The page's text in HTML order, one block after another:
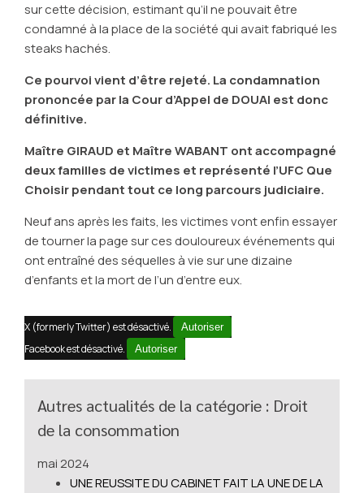
sur cette décision, estimant qu’il ne pouvait être
condamné à la place de la société qui avait fabriqué les
steaks hachés.
Ce pourvoi vient d’être rejeté. La condamnation
prononcée par la Cour d’Appel de DOUAI est donc
définitive.
Maître GIRAUD et Maître WABANT ont accompagné
deux familles de victimes et représenté l’UFC Que
Choisir pendant tout ce long parcours judiciaire.
Neuf ans après les faits, les victimes vont enfin essayer
de tourner la page sur ces douloureux événements qui
ont entraîné des séquelles à vie sur une dizaine
d’enfants et la mort de l’un d’entre eux.
X (formerly Twitter) est désactivé. Autoriser
Facebook est désactivé. Autoriser
Autres actualités de la catégorie : Droit
de la consommation
mai 2024
UNE REUSSITE DU CABINET FAIT LA UNE DE LA